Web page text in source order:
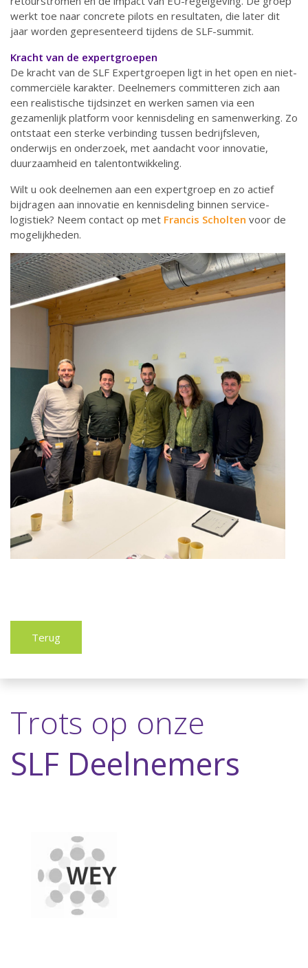
werkt toe naar concrete pilots en resultaten, die later dit
jaar worden gepresenteerd tijdens de SLF-summit.
Kracht van de expertgroepen
De kracht van de SLF Expertgroepen ligt in het open en niet-
commerciële karakter. Deelnemers committeren zich aan
een realistische tijdsinzet en werken samen via een
gezamenlijk platform voor kennisdeling en samenwerking. Zo
ontstaat een sterke verbinding tussen bedrijfsleven,
onderwijs en onderzoek, met aandacht voor innovatie,
duurzaamheid en talentontwikkeling.
Wilt u ook deelnemen aan een expertgroep en zo actief
bijdragen aan innovatie en kennisdeling binnen service-
logistiek? Neem contact op met Francis Scholten voor de
mogelijkheden.
Terug
Trots op onze
SLF Deelnemers